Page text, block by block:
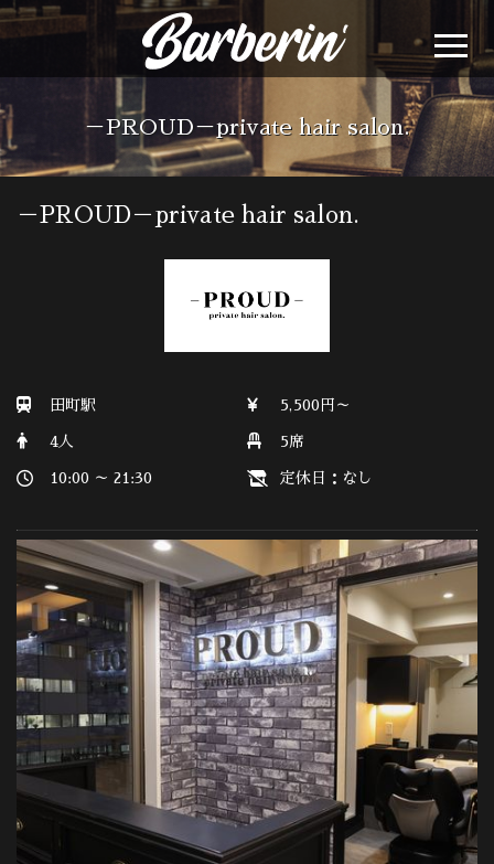
－PROUD－private hair salon.
－PROUD－private hair salon.
田町駅
4人
10:00 ～ 21:30
5,500円～
5席
定休日：なし